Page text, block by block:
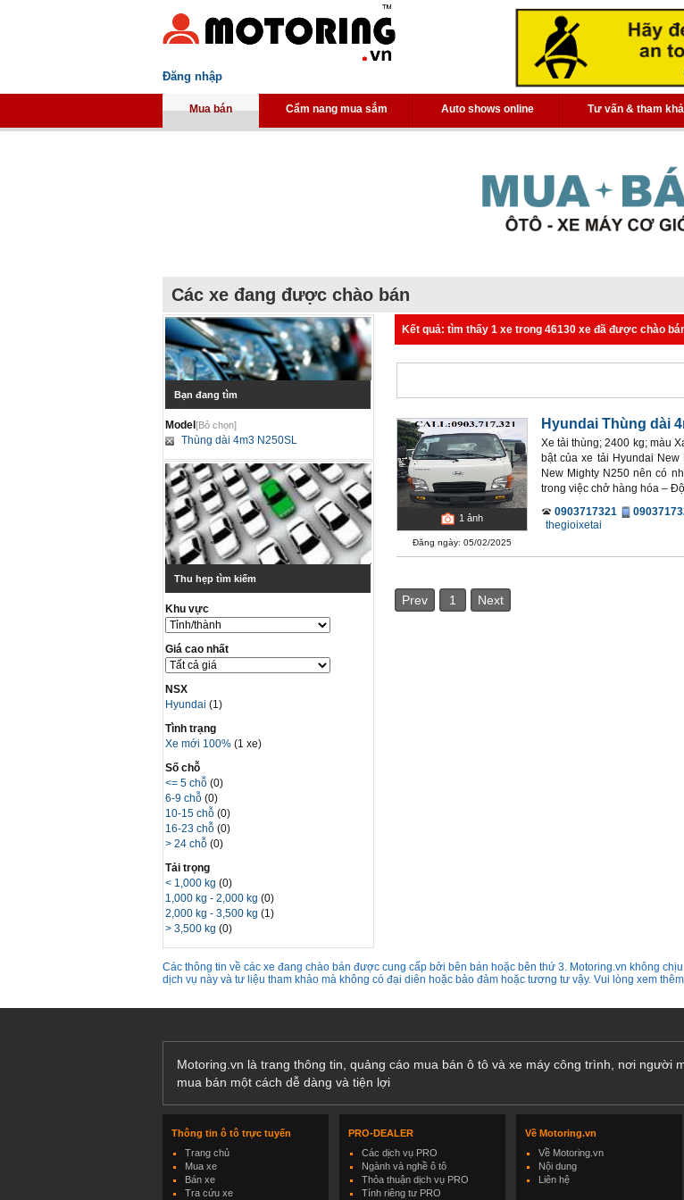
Đăng nhập
Mua bán Cẩm nang mua sắm Auto shows online Tư vấn & tham
Các xe đang được chào bán
Bạn đang tìm
Model[Bỏ chọn]
Thùng dài 4m3 N250SL
Thu hẹp tìm kiếm
Khu vực
Giá cao nhất
NSX
Hyundai(1)
Tình trạng
Xe mới 100% (1 xe)
Số chỗ
<= 5 chỗ(0)
6-9 chỗ(0)
10-15 chỗ(0)
16-23 chỗ(0)
> 24 chỗ(0)
Tải trọng
< 1,000 kg(0)
1,000 kg - 2,000 kg(0)
2,000 kg - 3,500 kg(1)
> 3,500 kg(0)
Kết quả: tìm thấy 1 xe trong 46130 xe đã được chào
1 ảnh
Đăng ngày: 05/02/2025
Hyundai Thùng dài
Xe tải thùng; 2400 kg; màu
bật của xe tải Hyundai
New Mighty N250 nên có
trong việc chở hàng hóa –
0903717321
thegioixetai
Prev 1 Next
Các thông tin về các xe đang chào bán được cung cấp bởi bên bán hoặc bên thứ 3. Motoring.vn không
dịch vụ này và tư liệu tham khảo mà không có đại diên hoặc bảo đảm hoặc tương tư vậy. Vui lòng xem
Motoring.vn là trang thông tin, quảng cáo mua bán ô tô và xe máy công trình, nơi người
mua bán một cách dễ dàng và tiện lợi
Thông tin ô tô trực tuyến
Trang chủ
Mua xe
Bán xe
Tra cứu xe
PRO-DEALER
Các dịch vụ PRO
Ngành và nghề ô tô
Thỏa thuận dịch vụ PRO
Tính riêng tư PRO
Về Motoring.vn
Về Motoring.vn
Nội dung
Liên hệ